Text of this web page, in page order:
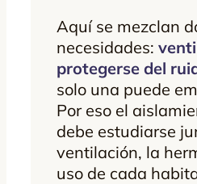
Aquí se mezclan
necesidades:
protegerse del
solo una puede
Por eso el
debe estudiarse
ventilación, la
uso de cada